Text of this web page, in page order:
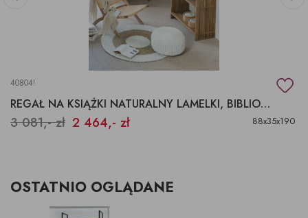
40804!
REGAŁ NA KSIĄŻKI NATURALNY LAMELKI, BIBLIOTEKA ZAOBLONA
3 081,- zł 2 464,- zł 88x35x190
OSTATNIO OGLĄDANE